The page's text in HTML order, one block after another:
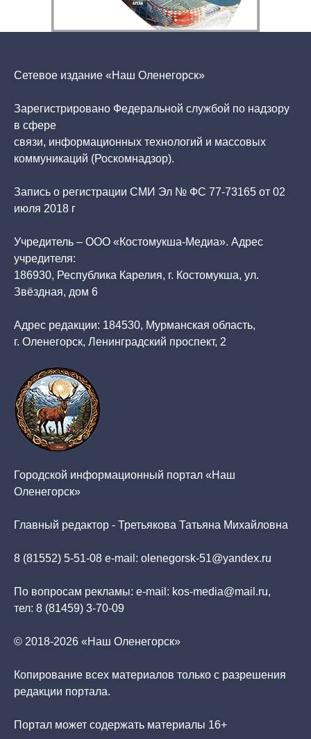
Сетевое издание «Наш Оленегорск»
Зарегистрировано Федеральной службой по надзору
в сфере
связи, информационных технологий и массовых
коммуникаций (Роскомнадзор).
Запись о регистрации СМИ Эл № ФС 77-73165 от 02
июля 2018 г
Учредитель – ООО «Костомукша-Медиа». Адрес
учредителя:
186930, Республика Карелия, г. Костомукша, ул.
Звёздная, дом 6
Адрес редакции: 184530, Мурманская область,
г. Оленегорск, Ленинградский проспект, 2
Городской информационный портал «Наш
Оленегорск»
Главный редактор - Третьякова Татьяна Михайловна
8 (81552) 5-51-08 e-mail: olenegorsk-51@yandex.ru
По вопросам рекламы: e-mail: kos-media@mail.ru,
тел: 8 (81459) 3-70-09
© 2018-2026 «Наш Оленегорск»
Копирование всех материалов только с разрешения
редакции портала.
Портал может содержать материалы 16+